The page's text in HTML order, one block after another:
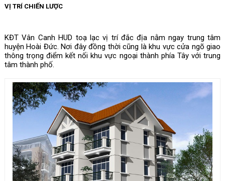
VỊ TRÍ CHIẾN LƯỢC
KĐT Vân Canh HUD toạ lạc vị trí đắc địa nằm ngay trung tâm
huyện Hoài Đức. Nơi đây đồng thời cũng là khu vực cửa ngõ giao
thông trọng điểm kết nối khu vực ngoại thành phía Tây với trung
tâm thành phố.